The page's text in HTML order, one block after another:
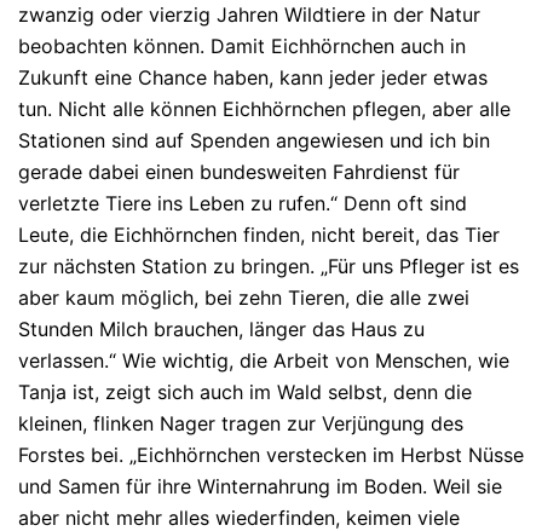
zwanzig oder vierzig Jahren Wildtiere in der Natur
beobachten können. Damit Eichhörnchen auch in
Zukunft eine Chance haben, kann jeder jeder etwas
tun. Nicht alle können Eichhörnchen pflegen, aber alle
Stationen sind auf Spenden angewiesen und ich bin
gerade dabei einen bundesweiten Fahrdienst für
verletzte Tiere ins Leben zu rufen.“ Denn oft sind
Leute, die Eichhörnchen finden, nicht bereit, das Tier
zur nächsten Station zu bringen. „Für uns Pfleger ist es
aber kaum möglich, bei zehn Tieren, die alle zwei
Stunden Milch brauchen, länger das Haus zu
verlassen.“ Wie wichtig, die Arbeit von Menschen, wie
Tanja ist, zeigt sich auch im Wald selbst, denn die
kleinen, flinken Nager tragen zur Verjüngung des
Forstes bei. „Eichhörnchen verstecken im Herbst Nüsse
und Samen für ihre Winternahrung im Boden. Weil sie
aber nicht mehr alles wiederfinden, keimen viele